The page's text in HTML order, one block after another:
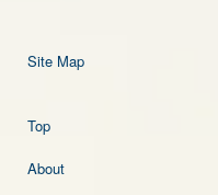
Site Map
Top
About